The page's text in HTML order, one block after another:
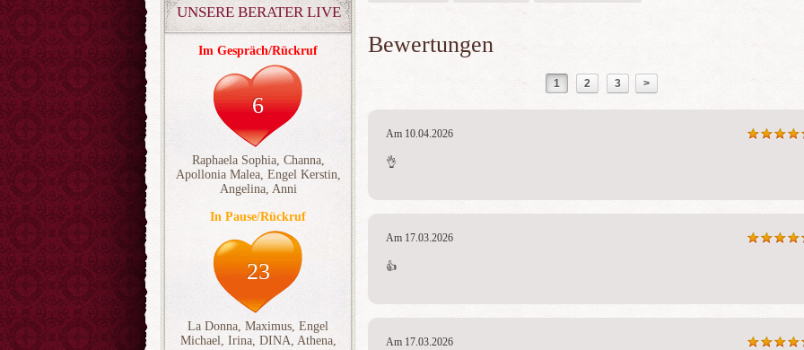
UNSERE BERATER LIVE
Im Gespräch/Rückruf
6
Raphaela Sophia, Channa,
Apollonia Malea, Engel Kerstin,
Angelina, Anni
In Pause/Rückruf
23
La Donna, Maximus, Engel
Michael, Irina, DINA, Athena,
Bewertungen
1 2 3 >
Am 10.04.2026
👌
Am 17.03.2026
👍
Am 17.03.2026